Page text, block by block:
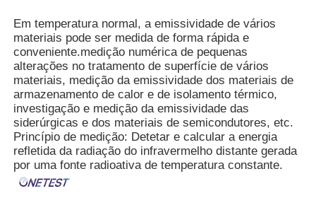
Em temperatura normal, a emissividade de vários
materiais pode ser medida de forma rápida e
conveniente.medição numérica de pequenas
alterações no tratamento de superfície de vários
materiais, medição da emissividade dos materiais de
armazenamento de calor e de isolamento térmico,
investigação e medição da emissividade das
siderúrgicas e dos materiais de semicondutores, etc.
Princípio de medição: Detetar e calcular a energia
refletida da radiação do infravermelho distante gerada
por uma fonte radioativa de temperatura constante.